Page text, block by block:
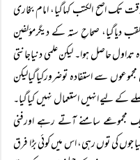
اصح الکتب کہاگیا، امام بخاری
دیاگیا، صحاحِ ستہ کے دیگرمؤلفین
حاصل ہوا۔ لیکن علمی دنیاجانتی
سے استفادہ توضرورکیاگیالیکن
کے لیے انہیں استعمال نہیں کیاگیا۔
مجموعے سامنے آتے رہے اورفنی
کی توں رہی، اس میں کوئی بڑا فرق